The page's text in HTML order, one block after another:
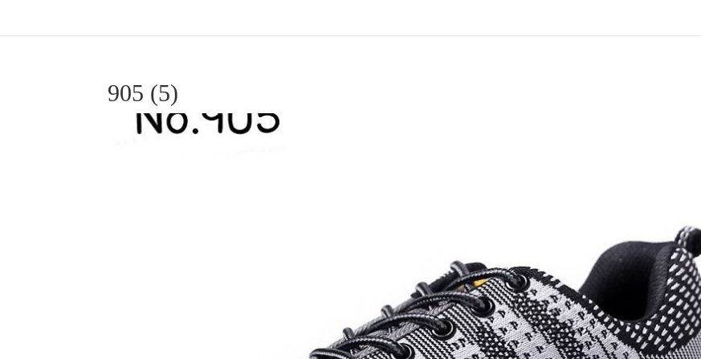
905 (5)